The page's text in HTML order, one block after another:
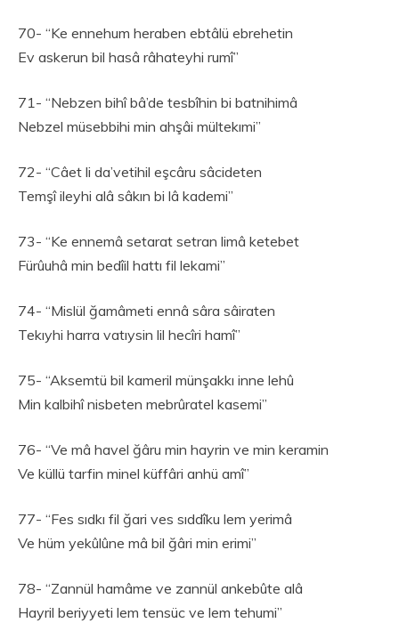
70- “Ke ennehum heraben ebtâlü ebrehetin
Ev askerun bil hasâ râhateyhi rumî”
71- “Nebzen bihî bâ’de tesbîhin bi batnihimâ
Nebzel müsebbihi min ahşâi mültekımi”
72- “Câet li da’vetihil eşcâru sâcideten
Temşî ileyhi alâ sâkın bi lâ kademi”
73- “Ke ennemâ setarat setran limâ ketebet
Fürûuhâ min bedîil hattı fil lekami”
74- “Mislül ğamâmeti ennâ sâra sâiraten
Tekıyhi harra vatıysin lil hecîri hamî”
75- “Aksemtü bil kameril münşakkı inne lehû
Min kalbihî nisbeten mebrûratel kasemi”
76- “Ve mâ havel ğâru min hayrin ve min keramin
Ve küllü tarfin minel küffâri anhü amî”
77- “Fes sıdkı fil ğari ves sıddîku lem yerimâ
Ve hüm yekûlûne mâ bil ğâri min erimi”
78- “Zannül hamâme ve zannül ankebûte alâ
Hayril beriyyeti lem tensüc ve lem tehumi”